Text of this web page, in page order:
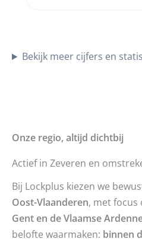
Bekijk meer cijfers en
Onze regio, altijd dichtbij
Actief in Zeveren en
Bij Lockplus kiezen we
Oost-Vlaanderen, met focus
Gent en de Vlaamse
belofte waarmaken: binnen